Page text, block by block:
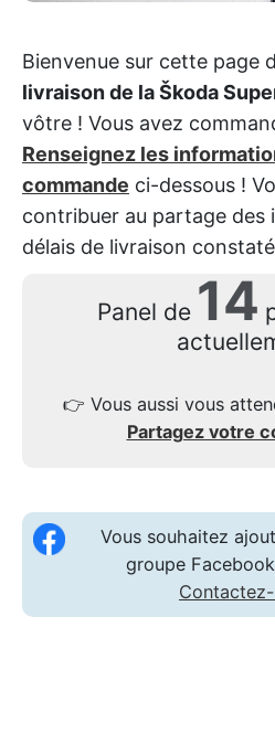
Bienvenue sur cette page
livraison de la Škoda
vôtre ! Vous avez
Renseignez les
commande ci-dessous !
contribuer au partage des
délais de livraison
Panel de 14
👉 Vous aussi vous
Partagez votre
Vous souhaitez
groupe